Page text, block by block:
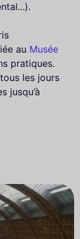
au Musée
pratiques.
les jours
jusqu’à